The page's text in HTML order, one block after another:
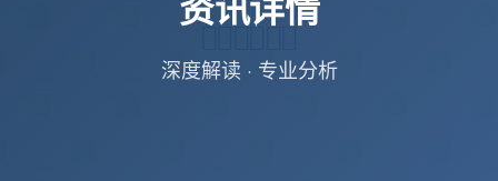
深度解读 · 专业分析